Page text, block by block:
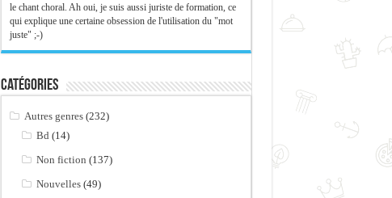
le chant choral. Ah oui, je suis aussi juriste de formation, ce
qui explique une certaine obsession de l'utilisation du "mot
juste" ;-)
Catégories
Autres genres (232)
Bd (14)
Non fiction (137)
Nouvelles (49)